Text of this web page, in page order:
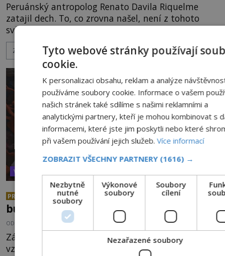
Peruánský antropolog Renato Davila Riquelme
zatajil dech. To, co zrovna našel, není z tohoto
světa. Nemůže být! Zaměstnanec malého muzea v
peruánském městečku Andahuaylillas nedaleko
legendárního Cuzca pomalu sestupuje z posvátné
hory Apu a přemýšlí, jak s touto zprávou naloží.
Právě nalezl ostatky dvou mimozemšťanů! Vědci
nad nálezem kroutí hlavou. Už na
ZOBRAZIT VÍCE
VESMÍR A TECHNOLOGIE
PREMIUM
Jsme mimozemšťané my z daleké
budoucnosti?
OD KAROLÍNA TRNKOVÁ 3.7TIS
Základní otázka, která se kolem fenoménu UFO
vznáší, zní: Co jsou zač? Letouny testované v rámci
Tyto webové stránky používají
cookie.
K personalizaci obsahu, reklam a analýze
používáme soubory cookie. Informace o vašem
našich stránek také sdílíme s našimi reklamními a
analytickými partnery, kteří je mohou kombinovat s
informacemi, které jste jim poskytli nebo které
při vašem používání jejich služeb. Více informací
ZOBRAZIT VŠECHNY PARTNERY (1616) →
Nezbytně
nutné
soubory
Výkonové
soubory
Soubory
cílení
Nezařazené soubory